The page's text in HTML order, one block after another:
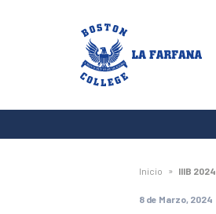
Boston
College
La
Farfana
Inicio » IIIB 2024
8 de Marzo, 2024